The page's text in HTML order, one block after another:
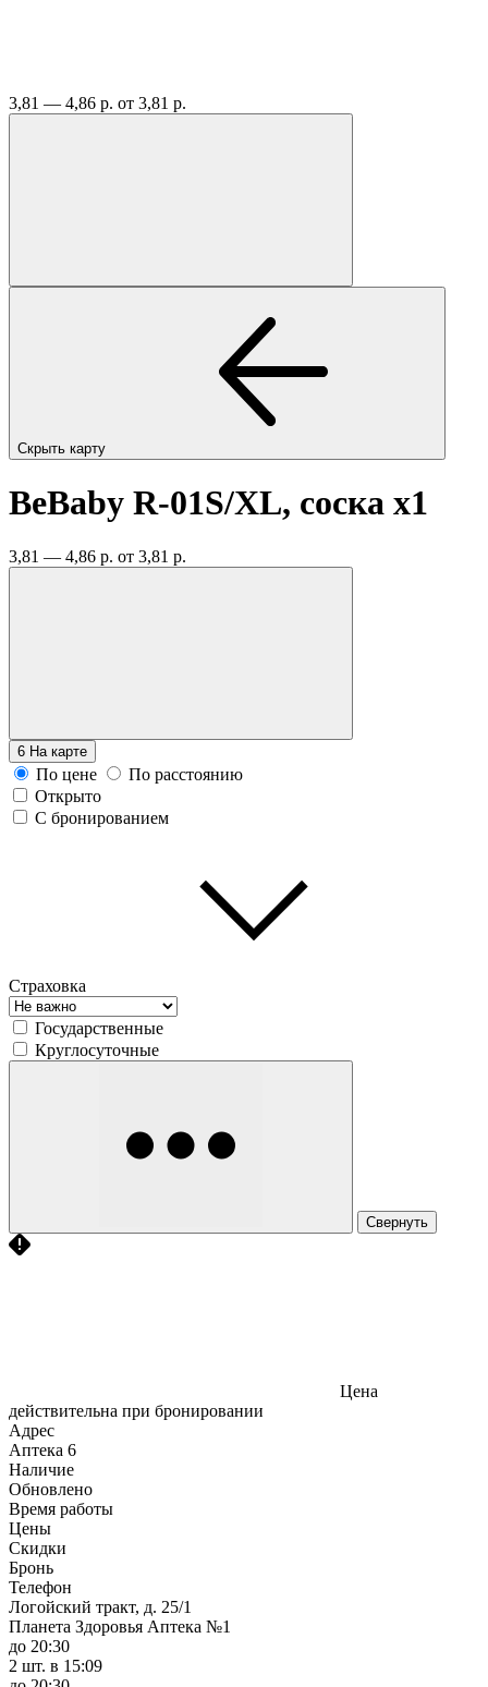
3,81 — 4,86 р. от 3,81 р.
Скрыть карту
BeBaby R-01S/XL, соска x1
3,81 — 4,86 р. от 3,81 р.
6 На карте
По цене
По расстоянию
Открыто
С бронированием
Страховка
Государственные
Круглосуточные
Свернуть
Цена
действительна при бронировании
Адрес
Аптека 6
Наличие
Обновлено
Время работы
Цены
Скидки
Бронь
Телефон
Логойский тракт, д. 25/1
Планета Здоровья Аптека №1
до 20:30
2 шт. в 15:09